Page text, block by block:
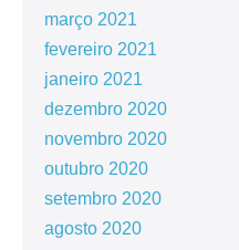
março 2021
fevereiro 2021
janeiro 2021
dezembro 2020
novembro 2020
outubro 2020
setembro 2020
agosto 2020